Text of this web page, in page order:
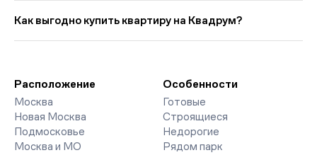
руб., что на 13 040 руб. выше прошлого месяца.
предчистовой отделкой», вы найдете проекты от эконом- до
премиум-класса. На страницах ЖК доступны отзывы жильцов
о качестве строительства, интерактивный генплан корпусов,
Как выгодно купить квартиру на Квадрум?
организует просмотр и поможет одобрить ипотеку по
минимальной ставке. Чтобы зафиксировать цену, оставьте
заявку на обратный звонок.
Расположение
Москва
Новая Москва
Подмосковье
Москва и МО
Особенности
Готовые
Строящиеся
Недорогие
Рядом парк